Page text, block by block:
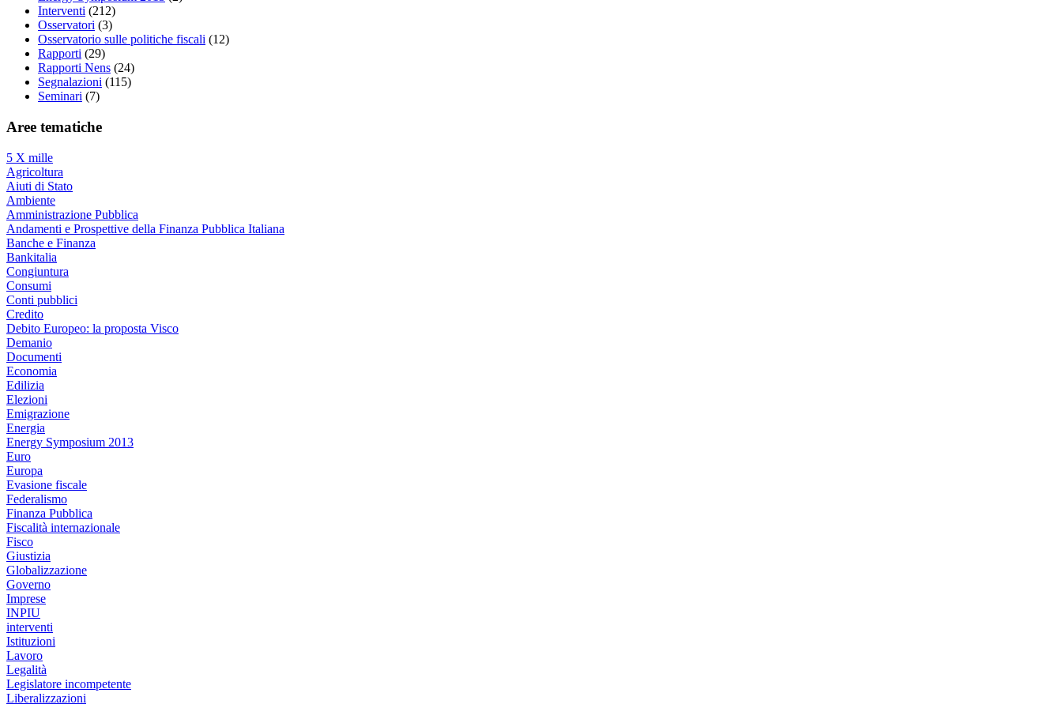
Interventi (212)
Osservatori (3)
Osservatorio sulle politiche fiscali (12)
Rapporti (29)
Rapporti Nens (24)
Segnalazioni (115)
Seminari (7)
Aree tematiche
5 X mille
Agricoltura
Aiuti di Stato
Ambiente
Amministrazione Pubblica
Andamenti e Prospettive della Finanza Pubblica Italiana
Banche e Finanza
Bankitalia
Congiuntura
Consumi
Conti pubblici
Credito
Debito Europeo: la proposta Visco
Demanio
Documenti
Economia
Edilizia
Elezioni
Emigrazione
Energia
Energy Symposium 2013
Euro
Europa
Evasione fiscale
Federalismo
Finanza Pubblica
Fiscalità internazionale
Fisco
Giustizia
Globalizzazione
Governo
Imprese
INPIU
interventi
Istituzioni
Lavoro
Legalità
Legislatore incompetente
Liberalizzazioni